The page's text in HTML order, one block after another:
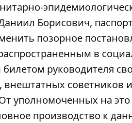
Борисович,
позорное
в
руководителя
внештатных советников
уполномоченных на
производство к